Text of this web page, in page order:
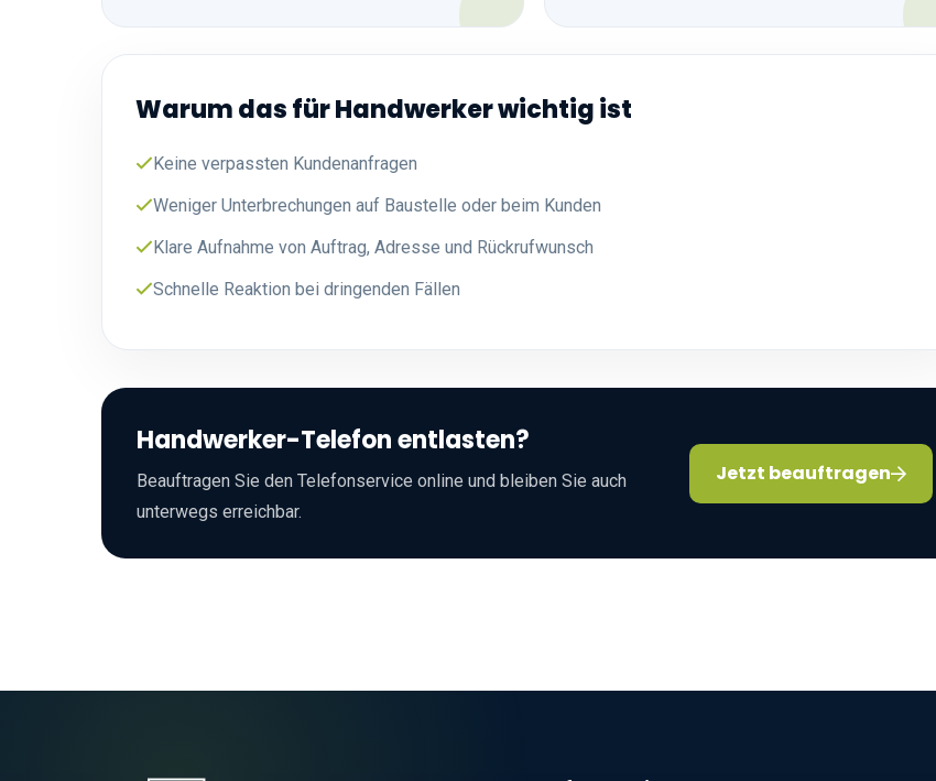
Warum das für Handwerker wichtig ist
Keine verpassten Kundenanfragen
Weniger Unterbrechungen auf Baustelle oder beim Kunden
Klare Aufnahme von Auftrag, Adresse und Rückrufwunsch
Schnelle Reaktion bei dringenden Fällen
Handwerker-Telefon entlasten?
Beauftragen Sie den Telefonservice online und bleiben Sie auch
unterwegs erreichbar.
Jetzt beauftragen